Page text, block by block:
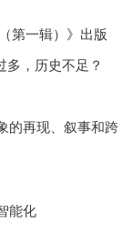
第一辑）》出版
多，历史不足？
的再现、叙事和跨
能化